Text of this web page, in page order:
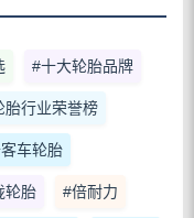
#十大轮胎品牌
胎行业荣誉榜
车轮胎
轮胎 #倍耐力